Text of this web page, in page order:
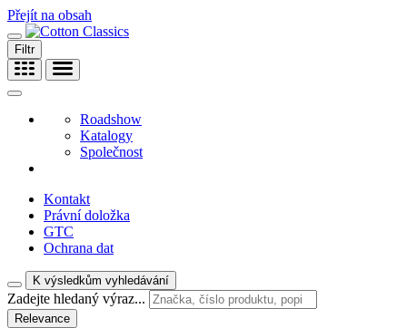
Přejít na obsah
Filtr
Roadshow
Katalogy
Společnost
Kontakt
Právní doložka
GTC
Ochrana dat
K výsledkům vyhledávání
Zadejte hledaný výraz...
Relevance